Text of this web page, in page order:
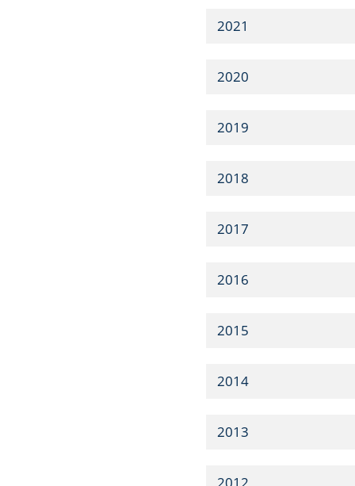
2021
2020
2019
2018
2017
2016
2015
2014
2013
2012